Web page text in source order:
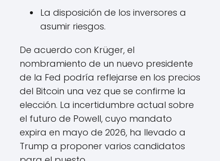
La disposición de los inversores a
asumir riesgos.
De acuerdo con Krüger, el
nombramiento de un nuevo presidente
de la Fed podría reflejarse en los precios
del Bitcoin una vez que se confirme la
elección. La incertidumbre actual sobre
el futuro de Powell, cuyo mandato
expira en mayo de 2026, ha llevado a
Trump a proponer varios candidatos